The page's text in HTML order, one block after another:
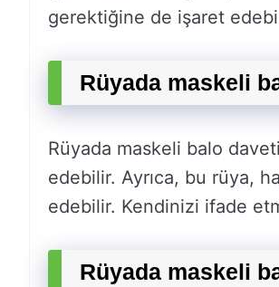
gerektiğine de işaret
Rüyada maskeli
Rüyada maskeli balo
edebilir. Ayrıca, bu rüya,
edebilir. Kendinizi ifade
Rüyada maskeli